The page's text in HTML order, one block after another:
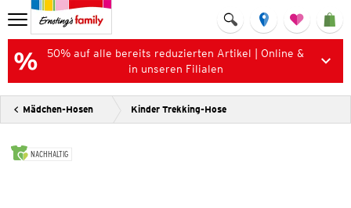
50% auf alle bereits reduzierten Artikel | Online &
in unseren Filialen
Mädchen-Hosen Kinder Trekking-Hose
NACHHALTIG